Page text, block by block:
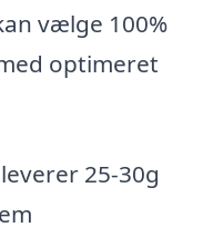
vælge 100%
optimeret
25-30g